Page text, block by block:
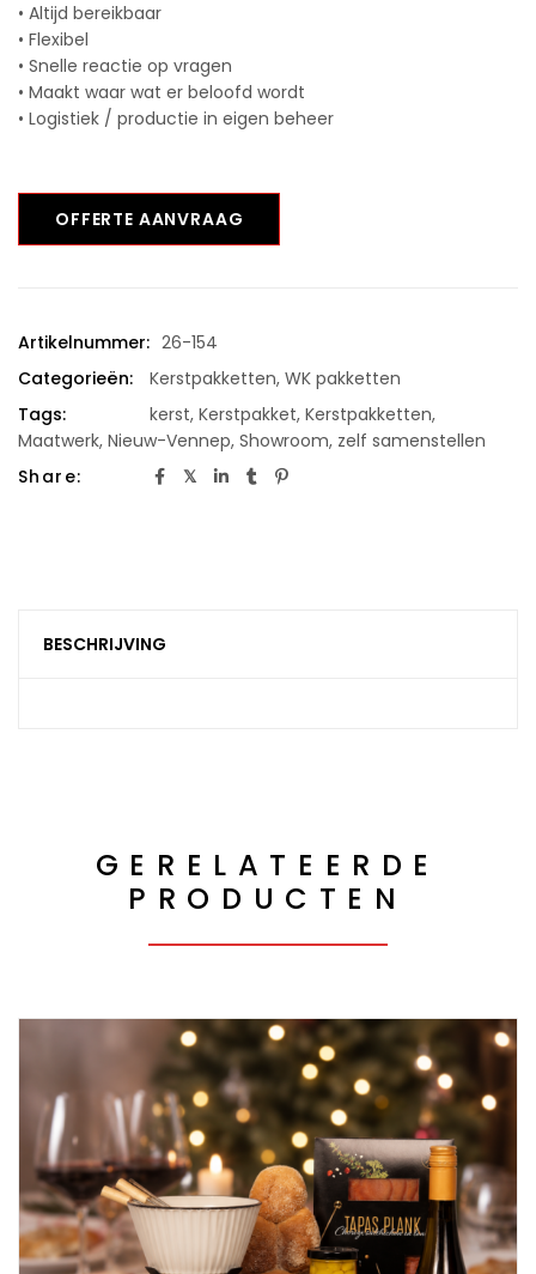
• Altijd bereikbaar
• Flexibel
• Snelle reactie op vragen
• Maakt waar wat er beloofd wordt
• Logistiek / productie in eigen beheer
OFFERTE AANVRAAG
Artikelnummer: 26-154
Categorieën:
Kerstpakketten, WK pakketten
Tags:
kerst, Kerstpakket, Kerstpakketten,
Maatwerk, Nieuw-Vennep, Showroom, zelf samenstellen
Share:
BESCHRIJVING
GERELATEERDE
PRODUCTEN